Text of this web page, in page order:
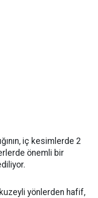
iç kesimlerde 2
önemli bir
yönlerden hafif,